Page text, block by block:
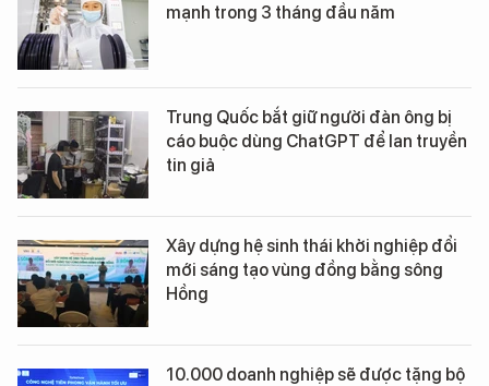
mạnh trong 3 tháng đầu năm
Trung Quốc bắt giữ người đàn ông bị
cáo buộc dùng ChatGPT để lan truyền
tin giả
Xây dựng hệ sinh thái khởi nghiệp đổi
mới sáng tạo vùng đồng bằng sông
Hồng
10.000 doanh nghiệp sẽ được tặng bộ